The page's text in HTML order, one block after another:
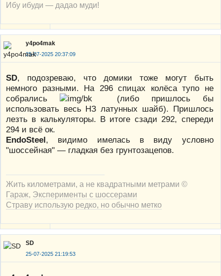
Ибу ибуди — дадао муди!
y4po4mak
25-07-2025 20:37:09
SD, подозреваю, что домики тоже могут быть
немного разными. На 296 спицах колёса тупо не
собрались
(либо пришлось бы
использовать весь НЗ латунных шайб). Пришлось
лезть в калькуляторы. В итоге сзади 292, спереди
294 и всё ок.
EndoSteel, видимо имелась в виду условно
"шоссейная" — гладкая без грунтозацепов.
Жить километрами, а не квадратными метрами ©
Гараж, Эксперименты с шоссерами
Страву использую редко, но обычно метко
SD
25-07-2025 21:19:53